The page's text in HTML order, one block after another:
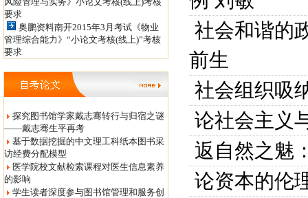
要求
奥鹏资料南开2015年3月考试《物业
管理综合能力》“小论文考核(线上)”考核
要求
探究图书馆学家戴志骞转行与归宿之谜
——戴志骞生平再考
基于数据挖掘的中文理工科纸本图书采
访经费分配模型
医学院校文献检索课程对医生信息素养
的影响
学生读者深度参与图书馆管理和服务创
社会和谐的
前生
社会组织吸
论社会主义
返自然之魅
论资本的伦